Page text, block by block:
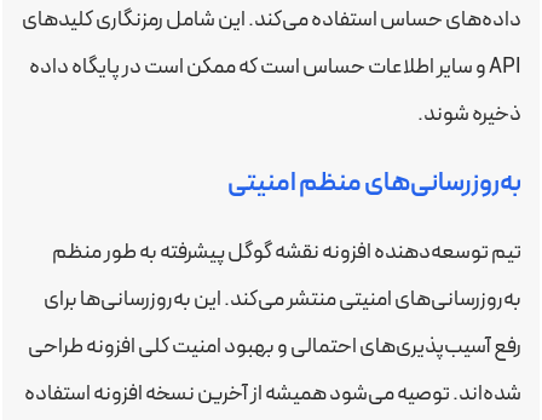
داده‌های حساس استفاده می‌کند. این شامل رمزنگاری کلیدهای
API و سایر اطلاعات حساس است که ممکن است در پایگاه داده
ذخیره شوند.
به‌روزرسانی‌های منظم امنیتی
تیم توسعه‌دهنده افزونه نقشه گوگل پیشرفته به طور منظم
به‌روزرسانی‌های امنیتی منتشر می‌کند. این به‌روزرسانی‌ها برای
رفع آسیب‌پذیری‌های احتمالی و بهبود امنیت کلی افزونه طراحی
شده‌اند. توصیه می‌شود همیشه از آخرین نسخه افزونه استفاده